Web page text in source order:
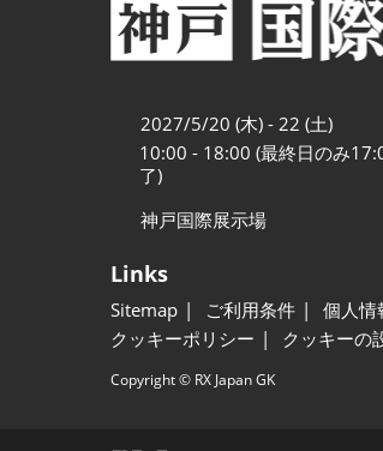
2027/5/20 (木) - 22 (土)
10:00 - 18:00 (最終日のみ
了)
神戸国際展示場
Links
Sitemap ご利用条件 個人情
クッキーポリシー
クッキーの
Copyright © RX Japan GK